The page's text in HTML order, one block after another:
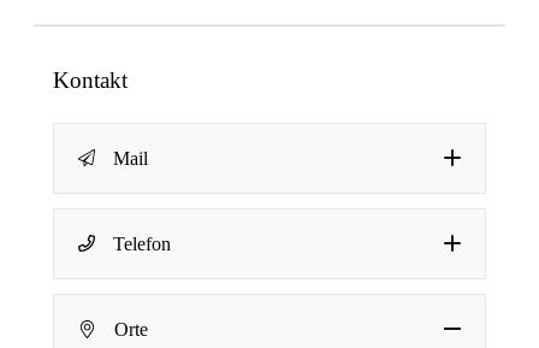
Kontakt
Mail
Dein Name
E
M
E-Mail-Adresse*
Telefon
Orte